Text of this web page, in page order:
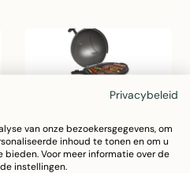
Privacybeleid
van onze bezoekersgegevens, om
inhoud te tonen en om u
Voor meer informatie over de
instellingen.